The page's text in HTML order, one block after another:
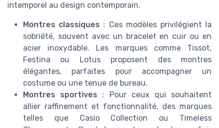
intemporel au design contemporain.
Montres classiques : Ces modèles privilégient la
sobriété, souvent avec un bracelet en cuir ou en
acier inoxydable. Les marques comme Tissot,
Festina ou Lotus proposent des montres
élégantes, parfaites pour accompagner un
costume ou une tenue de bureau.
Montres sportives : Pour ceux qui souhaitent
allier raffinement et fonctionnalité, des marques
telles que Casio Collection ou Timeless